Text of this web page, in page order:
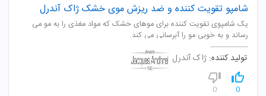
شامپو تقویت کننده و ضد ریزش موی خشک ژاک آندرل
یک شامپوی تقویت کننده برای موهای خشک که مواد مغذی را به مو می
رساند و به خوبی مو را آبرسانی می کند.
تولید کننده: ژاک آندرل
0
0